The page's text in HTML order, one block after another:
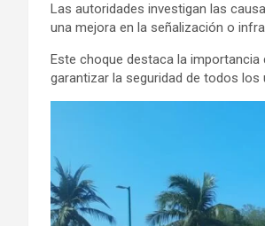
Las autoridades investigan las
una mejora en la señalización o
Este choque destaca la
garantizar la seguridad de todos los